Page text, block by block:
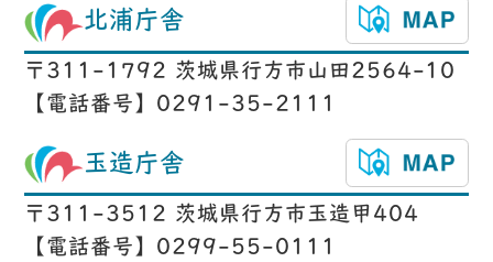
北浦庁舎
〒311-1792 茨城県行方市山田2564-10
【電話番号】0291-35-2111
玉造庁舎
〒311-3512 茨城県行方市玉造甲404
【電話番号】0299-55-0111